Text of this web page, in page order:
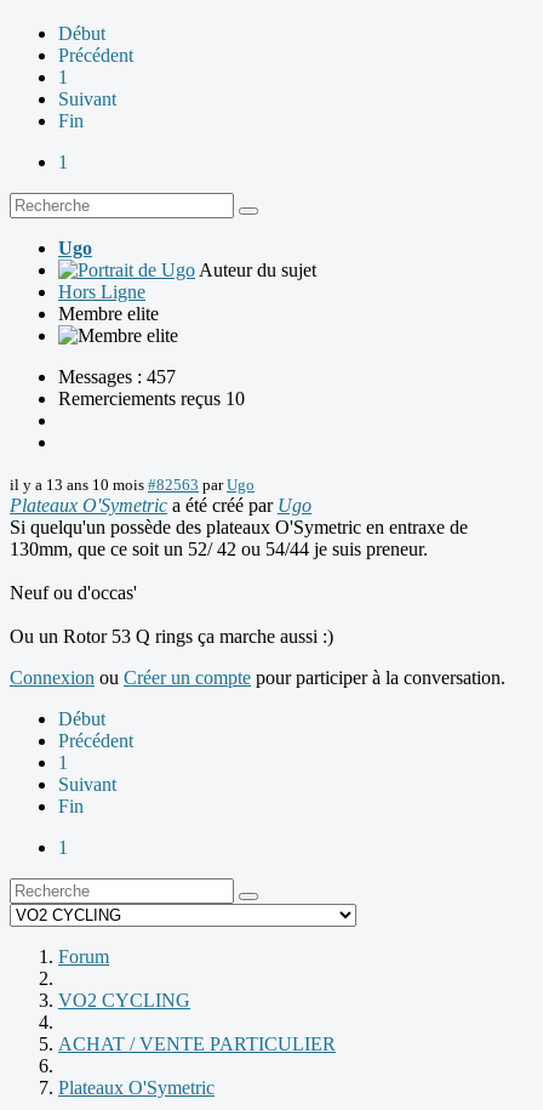
Début
Précédent
1
Suivant
Fin
1
Ugo
Auteur du sujet
Hors Ligne
Membre elite
Messages : 457
Remerciements reçus 10
il y a 13 ans 10 mois #82563 parUgo
Plateaux O'Symetric a été créé par Ugo
Si quelqu'un possède des plateaux O'Symetric en entraxe de
130mm, que ce soit un 52/ 42 ou 54/44 je suis preneur.
Neuf ou d'occas'
Ou un Rotor 53 Q rings ça marche aussi :)
Connexion ou Créer un compte pour participer à la conversation.
Début
Précédent
1
Suivant
Fin
1
Forum
VO2 CYCLING
ACHAT / VENTE PARTICULIER
Plateaux O'Symetric